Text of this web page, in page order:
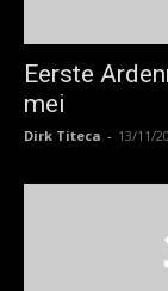
Eerste
mei
Dirk Titeca - 13/11/